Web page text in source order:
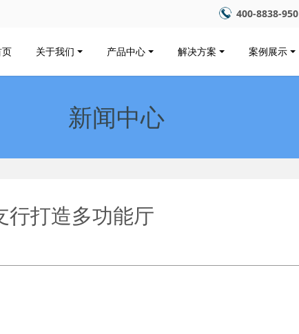
400-8838-950
关于我们 产品中心 解决方案 案例展示
新闻中心
行打造多功能厅